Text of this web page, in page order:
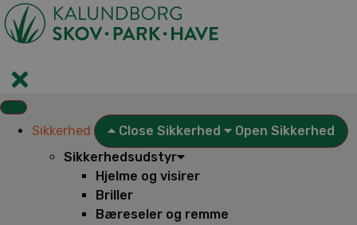
Videre
til
indhold
Sikkerhed Close Sikkerhed
Open Sikkerhed
Sikkerhedsudstyr
Hjelme og visirer
Briller
Bæreseler og remme